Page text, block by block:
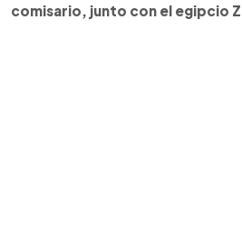
comisario, junto con el egipcio